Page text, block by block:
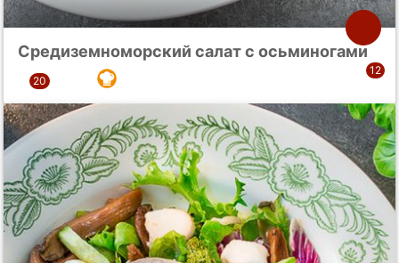
Средиземноморский салат с осьминогами